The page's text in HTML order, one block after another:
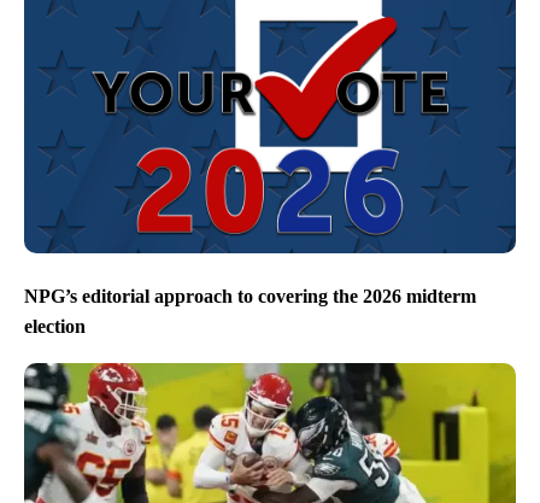
NPG’s editorial approach to covering the 2026 midterm
election